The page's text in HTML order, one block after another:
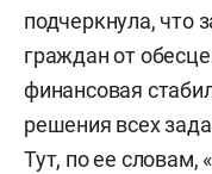
подчеркнула, что
граждан от
финансовая
решения всех
Тут, по ее словам,